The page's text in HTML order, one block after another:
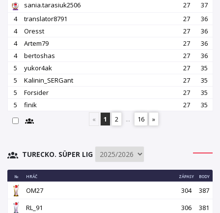
sania.tarasiuk2506
27
37
4
translator8791 27
36
4
Oresst 27
36
4
Artem79 27
36
4
bertoshas 27
36
5
yukor4ak 27
35
5
Kalinin_SERGant 27
35
5
Forsider 27
35
5
finik 27
35
«
1 2 ... 16 »
TURECKO. SÜPER LIG
№ HRÁČ ZÁPASY BODY
OM27 304
387
RL_91
306
381